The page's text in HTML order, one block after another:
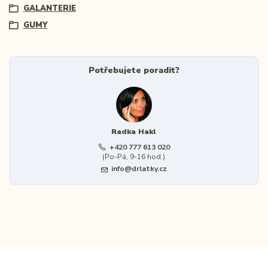
GALANTERIE
GUMY
Potřebujete poradit?
Radka Hakl
+420 777 613 020
(Po-Pá, 9-16 hod.)
info@drlatky.cz